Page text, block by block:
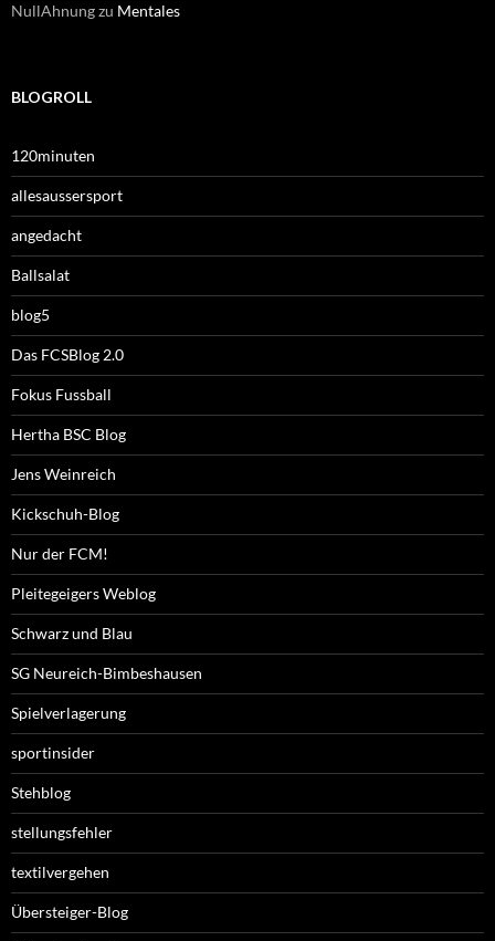
NullAhnungzu Mentales
BLOGROLL
120minuten
allesaussersport
angedacht
Ballsalat
blog5
Das FCSBlog 2.0
Fokus Fussball
Hertha BSC Blog
Jens Weinreich
Kickschuh-Blog
Nur der FCM!
Pleitegeigers Weblog
Schwarz und Blau
SG Neureich-Bimbeshausen
Spielverlagerung
sportinsider
Stehblog
stellungsfehler
textilvergehen
Übersteiger-Blog